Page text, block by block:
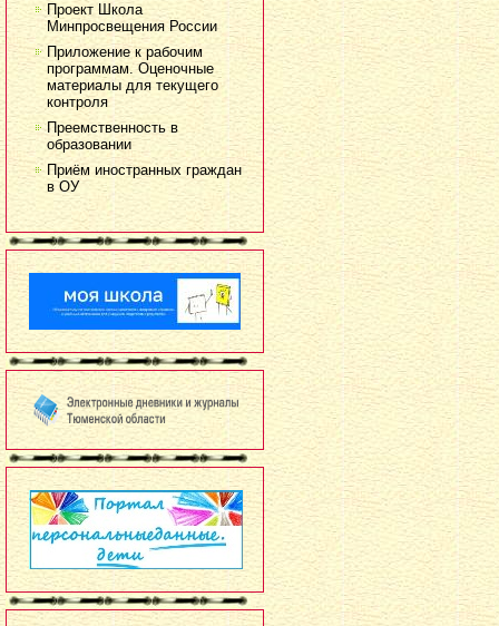
Проект Школа
Минпросвещения России
Приложение к рабочим
программам. Оценочные
материалы для текущего
контроля
Преемственность в
образовании
Приём иностранных граждан
в ОУ